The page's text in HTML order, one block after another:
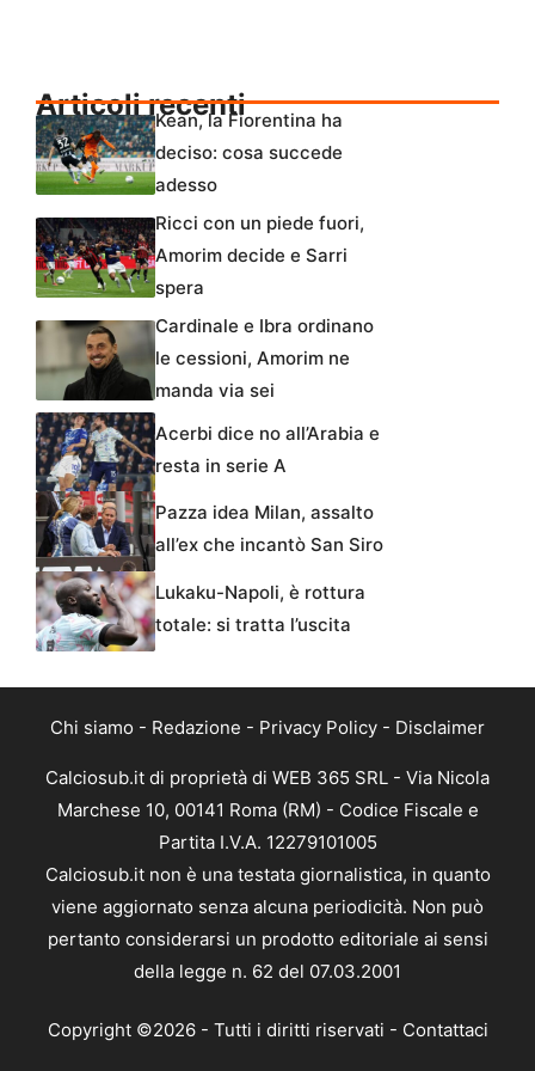
Articoli recentiKean, la Fiorentina ha
deciso: cosa succede
adesso
Ricci con un piede fuori,
Amorim decide e Sarri
spera
Cardinale e Ibra ordinano
le cessioni, Amorim ne
manda via sei
Acerbi dice no all’Arabia e
resta in serie A
Pazza idea Milan, assalto
all’ex che incantò San Siro
Lukaku-Napoli, è rottura
totale: si tratta l’uscita
Chi siamo - Redazione - Privacy Policy - Disclaimer
Calciosub.it di proprietà di WEB 365 SRL - Via Nicola
Marchese 10, 00141 Roma (RM) - Codice Fiscale e
Partita I.V.A. 12279101005
Calciosub.it non è una testata giornalistica, in quanto
viene aggiornato senza alcuna periodicità. Non può
pertanto considerarsi un prodotto editoriale ai sensi
della legge n. 62 del 07.03.2001
Copyright ©2026 - Tutti i diritti riservati - Contattaci